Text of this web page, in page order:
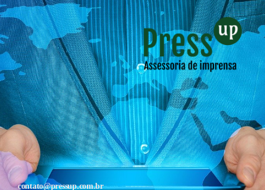
contato@pressup.com.br